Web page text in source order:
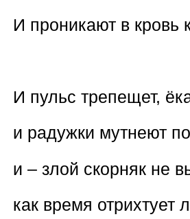
И проникают в кровь
И пульс трепещет,
и радужки мутнеют
и – злой скорняк не
как время отрихтует